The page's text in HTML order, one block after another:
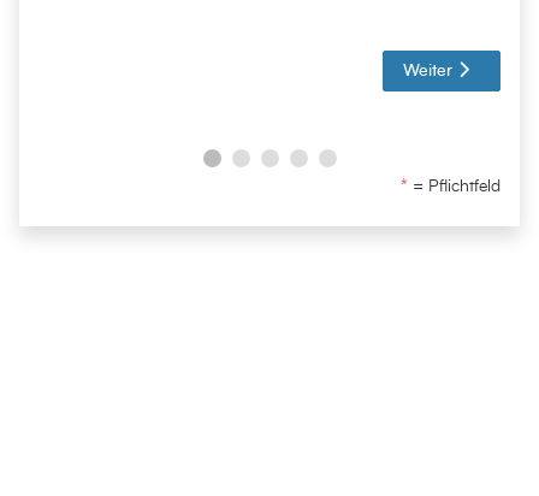
Weiter
= Pflichtfeld